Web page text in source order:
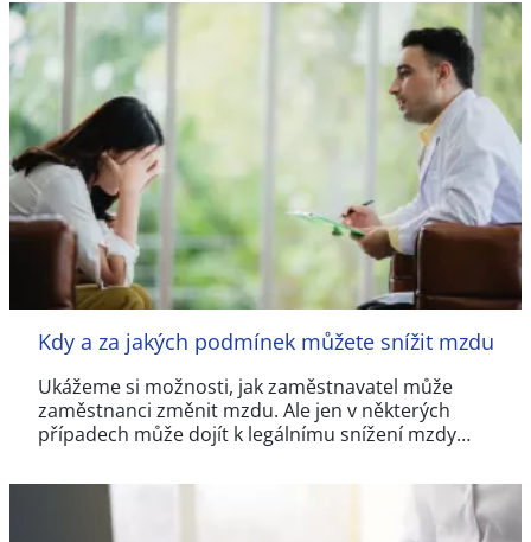
Kdy a za jakých podmínek můžete snížit mzdu
Ukážeme si možnosti, jak zaměstnavatel může
zaměstnanci změnit mzdu. Ale jen v některých
případech může dojít k legálnímu snížení mzdy…